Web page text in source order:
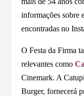
informações sobre
encontradas no
O Festa da Firma
relevantes como
Cinemark. A
Burger, fornecerá